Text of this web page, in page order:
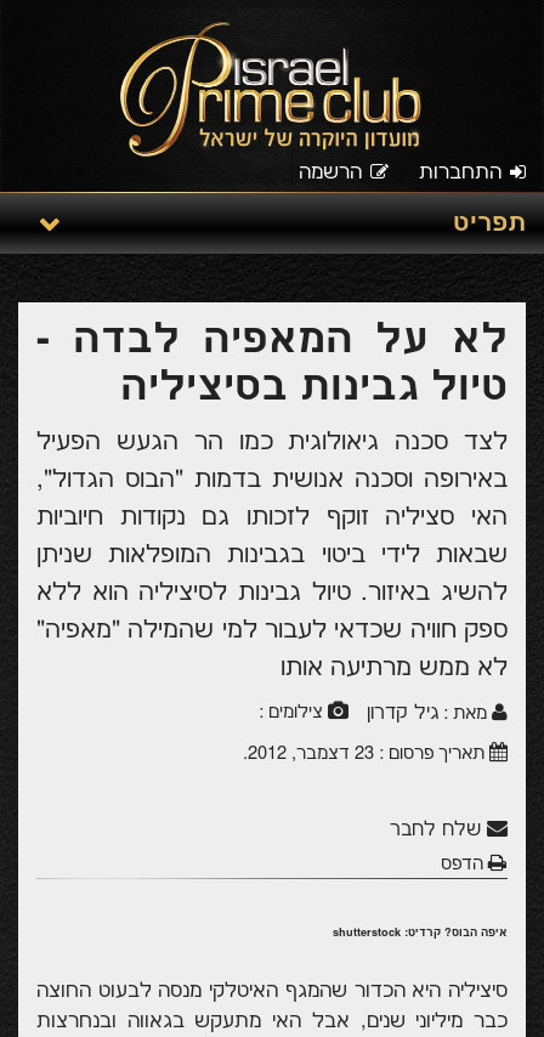
התחברות הרשמה
תפריט
לא על המאפיה לבדה -
טיול גבינות בסיציליה
לצד סכנה גיאולוגית כמו הר הגעש הפעיל
באירופה וסכנה אנושית בדמות "הבוס הגדול",
האי סציליה זוקף לזכותו גם נקודות חיוביות
שבאות לידי ביטוי בגבינות המופלאות שניתן
להשיג באיזור. טיול גבינות לסיציליה הוא ללא
ספק חוויה שכדאי לעבור למי שהמילה "מאפיה"
לא ממש מרתיעה אותו
מאת : גיל קדרון
צילומים :
תאריך פרסום : 23 דצמבר, 2012 .
שלח לחבר
הדפס
איפה הבוס? קרדיט: shutterstock
סיציליה היא הכדור שהמגף האיטלקי מנסה לבעוט החוצה
כבר מיליוני שנים, אבל האי מתעקש בגאווה ובנחרצות